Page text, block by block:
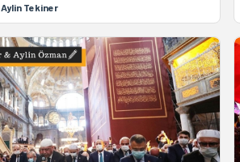
Aylin Tekiner